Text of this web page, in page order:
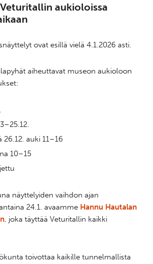
aukioloissa
ovat esillä vielä 4.1.2026 asti.
aiheuttavat museon aukioloon
26.12. auki 11–16
10–15
näyttelyiden vaihdon ajan
24.1. avaamme Hannu Hautalan
, joka täyttää Veturitallin kaikki
toivottaa kaikille tunnelmallista